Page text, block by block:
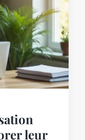
leur